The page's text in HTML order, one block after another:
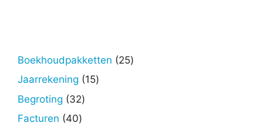
Boekhoudpakketten 2525
Jaarrekening 1515
Begroting 3232
Facturen 4040